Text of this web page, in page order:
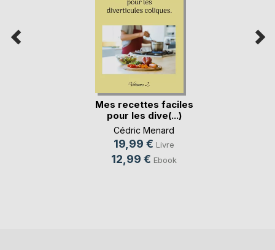
Mes recettes faciles
pour les dive(...)
Cédric Menard
19,99 € Livre
12,99 € Ebook